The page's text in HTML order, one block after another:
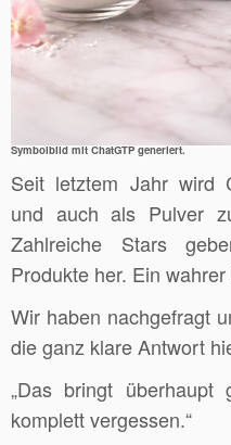
Symbolbild mit ChatGTP generiert.
Seit letztem Jahr wird
und auch als Pulver
Zahlreiche Stars
Produkte her. Ein
Wir haben nachgefragt
die ganz klare Antwort
„Das bringt
komplett vergessen.“